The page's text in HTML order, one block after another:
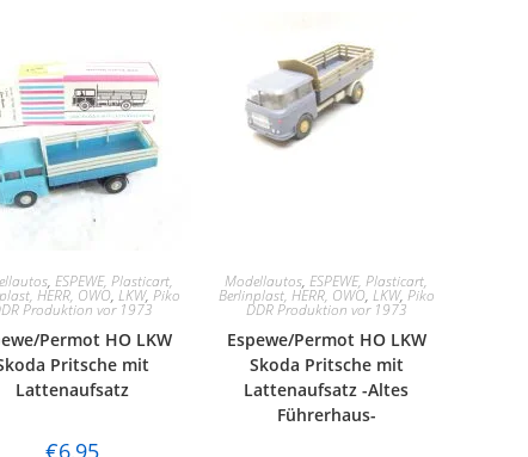
,ESPEWE, Plasticart,
HERR, OWO, LKW, Piko
Produktion vor 1973
Permot HO LKW
Pritsche mit
Lattenaufsatz
€6,95
Modellautos,ESPEWE, Plasticart,
Berlinplast, HERR, OWO, LKW, Piko
DDR Produktion vor 1973
Espewe/Permot HO LKW
Skoda Pritsche mit
Lattenaufsatz -Altes
Führerhaus-